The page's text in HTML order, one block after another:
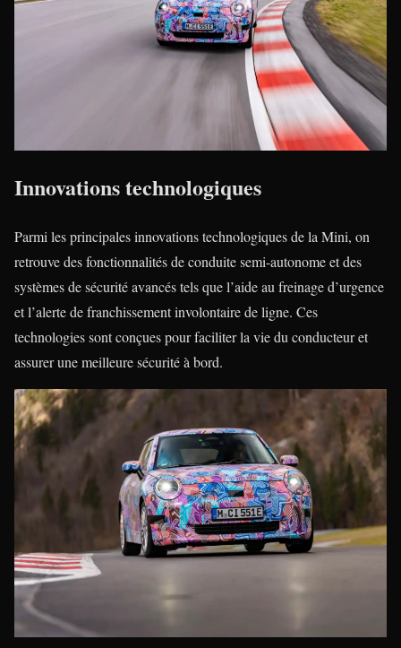
Innovations technologiques
Parmi les principales innovations technologiques de la Mini, on
retrouve des fonctionnalités de conduite semi-autonome et des
systèmes de sécurité avancés tels que l’aide au freinage d’urgence
et l’alerte de franchissement involontaire de ligne. Ces
technologies sont conçues pour faciliter la vie du conducteur et
assurer une meilleure sécurité à bord.